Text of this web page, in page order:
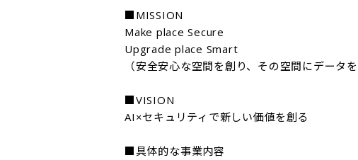
■MISSION
Make place Secure
Upgrade place Smart
（安全安心な空間を創り、その空間にデータ
■VISION
AI×セキュリティで新しい価値を創る
■具体的な事業内容